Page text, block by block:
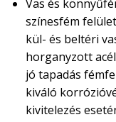
Vas és
színesfém
kül- és beltéri
horganyzott
jó tapadás
kiváló
kivitelezés